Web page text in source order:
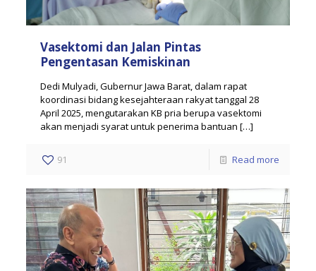
Vasektomi dan Jalan Pintas
Pengentasan Kemiskinan
Dedi Mulyadi, Gubernur Jawa Barat, dalam rapat
koordinasi bidang kesejahteraan rakyat tanggal 28
April 2025, mengutarakan KB pria berupa vasektomi
akan menjadi syarat untuk penerima bantuan […]
91 Read more